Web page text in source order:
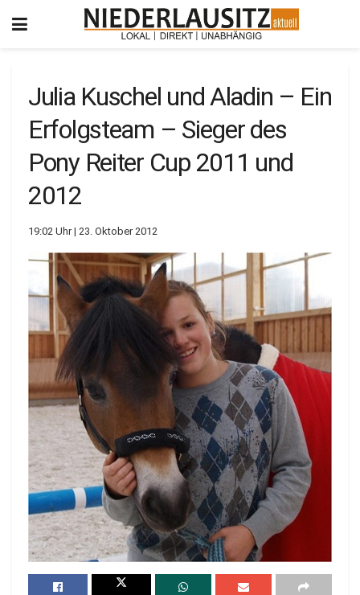
Julia Kuschel und Aladin – Ein
Erfolgsteam – Sieger des
Pony Reiter Cup 2011 und
2012
19:02 Uhr | 23. Oktober 2012